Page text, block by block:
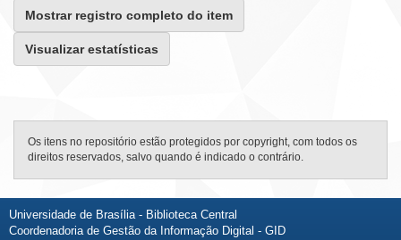
Mostrar registro completo do item
Visualizar estatísticas
Os itens no repositório estão protegidos por copyright, com todos os
direitos reservados, salvo quando é indicado o contrário.
Universidade de Brasília - Biblioteca Central
Coordenadoria de Gestão da Informação Digital - GID